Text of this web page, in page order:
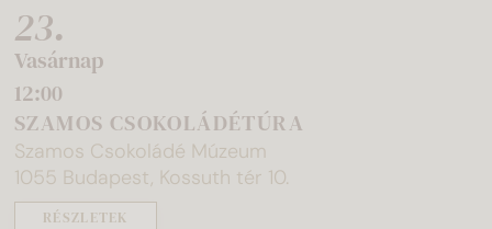
23.
Vasárnap
12:00
SZAMOS CSOKOLÁDÉTÚRA
Szamos Csokoládé Múzeum
1055 Budapest, Kossuth tér 10.
RÉSZLETEK